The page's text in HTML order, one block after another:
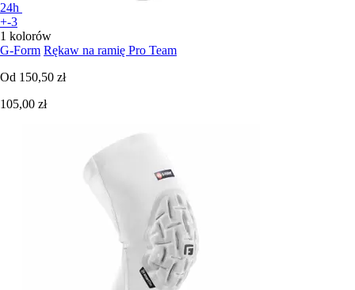
24h
+-3
1 kolorów
G-Form Rękaw na ramię Pro Team
Od 150,50 zł
105,00 zł